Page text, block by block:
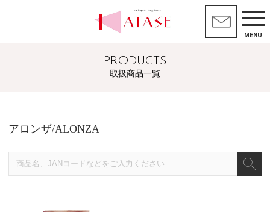
MENU
PRODUCTS
取扱商品一覧
アロンザ/ALONZA